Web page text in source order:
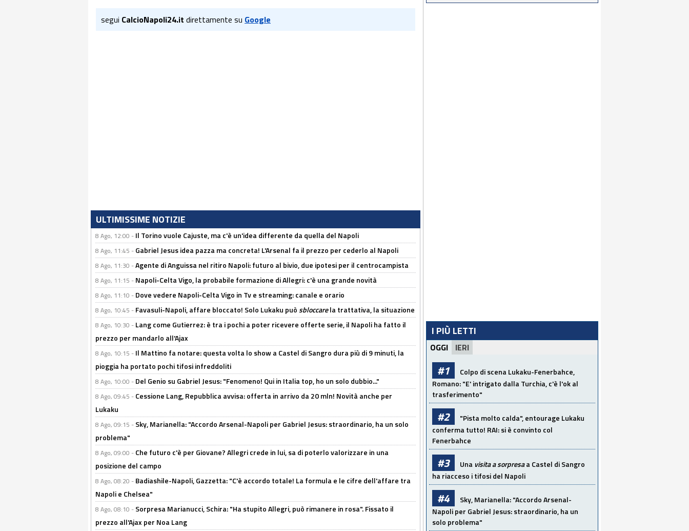
segui CalcioNapoli24.it direttamente su Google
ULTIMISSIME NOTIZIE
8 Ago, 12:00 - Il Torino vuole Cajuste, ma c'è un'idea differente da quella del Napoli
8 Ago, 11:45 - Gabriel Jesus idea pazza ma concreta! L'Arsenal fa il prezzo per cederlo al Napoli
8 Ago, 11:30 -Agente di Anguissa nel ritiro Napoli: futuro al bivio, due ipotesi per il centrocampista
8 Ago, 11:15 - Napoli-Celta Vigo, la probabile formazione di Allegri: c'è una grande novità
8 Ago, 11:10 - Dove vedere Napoli-Celta Vigo in Tv e streaming: canale e orario
8 Ago, 10:45 - Favasuli-Napoli, affare bloccato! Solo Lukaku puòsbloccarela trattativa, la situazione
8 Ago, 10:30 - Lang come Gutierrez: è tra i pochi a poter ricevere offerte serie, il Napoli ha fatto il
prezzo per mandarlo all'Ajax
8 Ago, 10:15 - Il Mattino fa notare: questa volta lo show a Castel di Sangro dura più di 9 minuti, la
pioggia ha portato pochi tifosi infreddoliti
8 Ago, 10:00 - Del Genio su Gabriel Jesus: "Fenomeno! Qui in Italia top, ho un solo dubbio..."
8 Ago, 09:45 - Cessione Lang, Repubblica avvisa: offerta in arrivo da 20 mln! Novità anche per
Lukaku
8 Ago, 09:15 - Sky, Marianella: "Accordo Arsenal-Napoli per Gabriel Jesus: straordinario, ha un solo
problema"
8 Ago, 09:00 - Che futuro c'è per Giovane? Allegri crede in lui, sa di poterlo valorizzare in una
posizione del campo
8 Ago, 08:20 - Badiashile-Napoli, Gazzetta: "C'è accordo totale! La formula e le cifre dell'affare tra
Napoli e Chelsea"
8 Ago, 08:10 - Sorpresa Marianucci, Schira: "Ha stupito Allegri, può rimanere in rosa". Fissato il
prezzo all'Ajax per Noa Lang
I PIÙ LETTI
OGGI IERI
#1
Colpo di scena Lukaku-Fenerbahce,
Romano: "E' intrigato dalla Turchia, c'è l'ok al
trasferimento"
#2
"Pista molto calda", entourage Lukaku
conferma tutto! RAI: si è convinto col
Fenerbahce
#3 Una visita a sorpresaa Castel di Sangro
ha riacceso i tifosi del Napoli
#4
Sky, Marianella: "Accordo Arsenal-
Napoli per Gabriel Jesus: straordinario, ha un
solo problema"